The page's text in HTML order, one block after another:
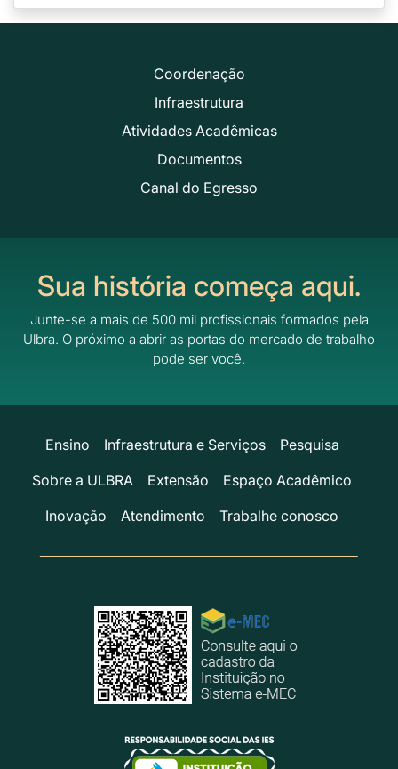
Coordenação
Infraestrutura
Atividades Acadêmicas
Documentos
Canal do Egresso
Sua história começa aqui.
Junte-se a mais de 500 mil profissionais formados pela
Ulbra. O próximo a abrir as portas do mercado de trabalho
pode ser você.
Ensino Infraestrutura e Serviços
Pesquisa
Sobre a ULBRA
Extensão
Espaço Acadêmico
Inovação
Atendimento Trabalhe conosco